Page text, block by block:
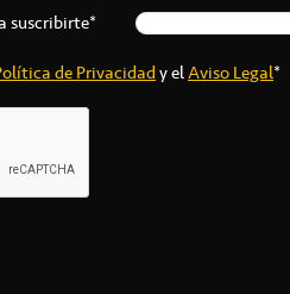
suscribirte*
de Privacidady elAviso Legal*